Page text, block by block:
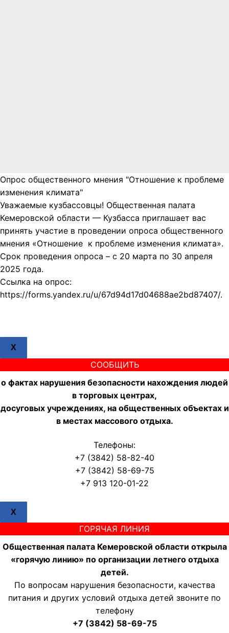
Опрос общественного мнения "Отношение к проблеме
изменения климата"
Уважаемые кузбассовцы! Общественная палата
Кемеровской области — Кузбасса приглашает вас
принять участие в проведении опроса общественного
мнения «Отношение к проблеме изменения климата».
Срок проведения опроса – с 20 марта по 30 апреля
2025 года.
Ссылка на опрос:
https://forms.yandex.ru/u/67d94d17d04688ae2bd87407/.
X
СООБЩИТЬ
о фактах нарушения безопасности нахождения людей
в торговых центрах,
досуговых учреждениях, на общественных объектах и
в местах массового отдыха.
Телефоны:
+7 (3842) 58-82-40
+7 (3842) 58-69-75
+7 913 120-01-22
X
ГОРЯЧАЯ ЛИНИЯ
Общественная палата Кемеровской области открыла
«горячую линию» по организации летнего отдыха
детей.
По вопросам нарушения безопасности, качества
питания и других условий отдыха детей звоните по
телефону
+7 (3842) 58-69-75